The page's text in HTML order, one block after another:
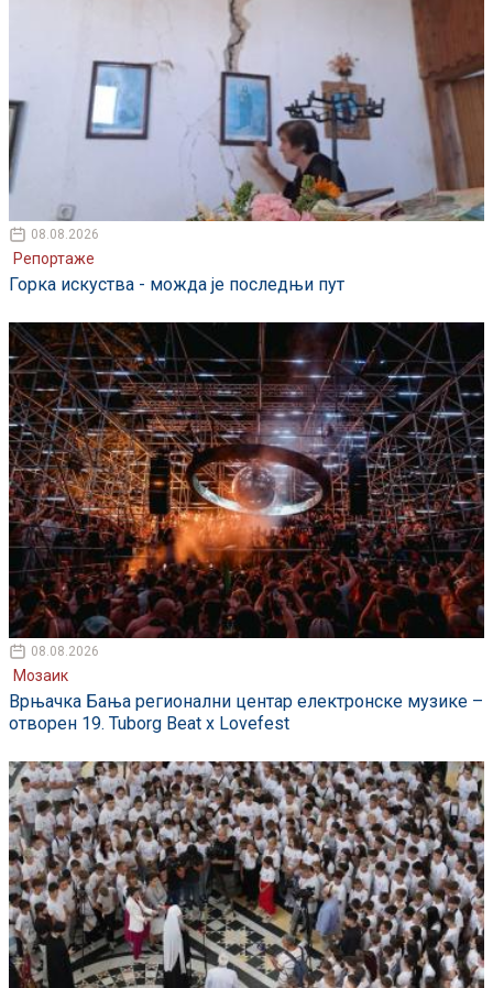
08.08.2026
Репортаже
Горка искуства - можда је последњи пут
08.08.2026
Мозаик
Врњачка Бања регионални центар електронске музике –
отворен 19. Tuborg Beat x Lovefest